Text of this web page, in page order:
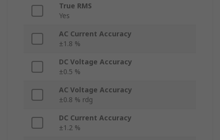
True RMS
Yes
AC Current Accuracy
±1.8 %
DC Voltage Accuracy
±0.5 %
AC Voltage Accuracy
±0.8 % rdg
DC Current Accuracy
±1.2 %